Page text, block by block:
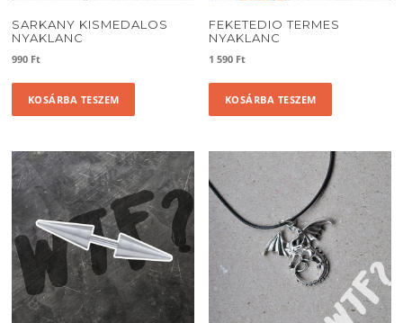
SARKANY KISMEDALOS
NYAKLANC
990 Ft
KOSÁRBA TESZEM
FEKETEDIO TERMES
NYAKLANC
1 590 Ft
KOSÁRBA TESZEM